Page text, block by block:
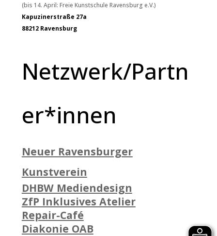
(bis 14. April: Freie Kunstschule Ravensburg e.V.)
Kapuzinerstraße 27a
88212 Ravensburg
Netzwerk/Partn
er*innen
Neuer Ravensburger
Kunstverein
DHBW Mediendesign
ZfP Inklusives Atelier
Repair-Café
Diakonie OAB